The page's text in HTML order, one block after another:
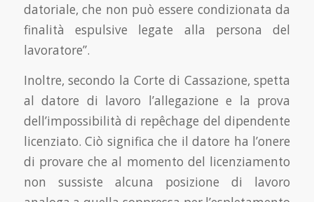
datoriale, che non può essere condizionata da
finalità espulsive legate alla persona del
lavoratore”.
Inoltre, secondo la Corte di Cassazione, spetta
al datore di lavoro l’allegazione e la prova
dell’impossibilità di repêchage del dipendente
licenziato. Ciò significa che il datore ha l’onere
di provare che al momento del licenziamento
non sussiste alcuna posizione di lavoro